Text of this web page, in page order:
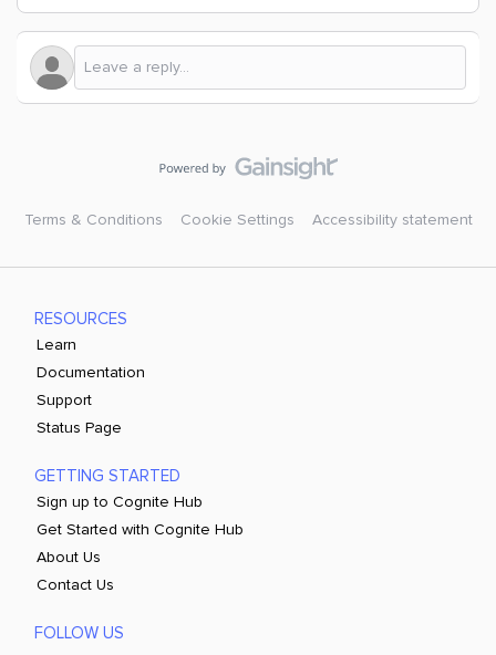
Terms & Conditions Cookie Settings Accessibility statement
RESOURCES
Learn
Documentation
Support
Status Page
GETTING STARTED
Sign up to Cognite Hub
Get Started with Cognite Hub
About Us
Contact Us
FOLLOW US